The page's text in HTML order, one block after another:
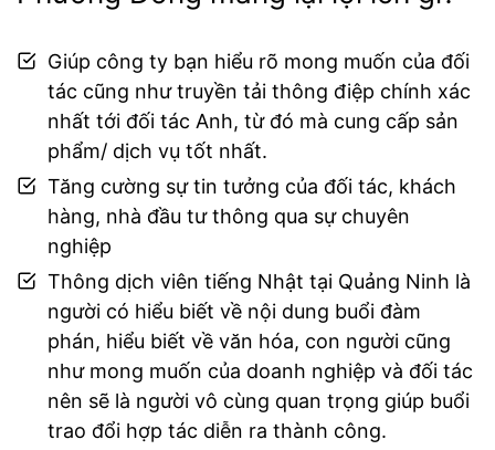
Giúp công ty bạn hiểu rõ mong muốn của đối
tác cũng như truyền tải thông điệp chính xác
nhất tới đối tác Anh, từ đó mà cung cấp sản
phẩm/ dịch vụ tốt nhất.
Tăng cường sự tin tưởng của đối tác, khách
hàng, nhà đầu tư thông qua sự chuyên
nghiệp
Thông dịch viên tiếng Nhật tại Quảng Ninh là
người có hiểu biết về nội dung buổi đàm
phán, hiểu biết về văn hóa, con người cũng
như mong muốn của doanh nghiệp và đối tác
nên sẽ là người vô cùng quan trọng giúp buổi
trao đổi hợp tác diễn ra thành công.